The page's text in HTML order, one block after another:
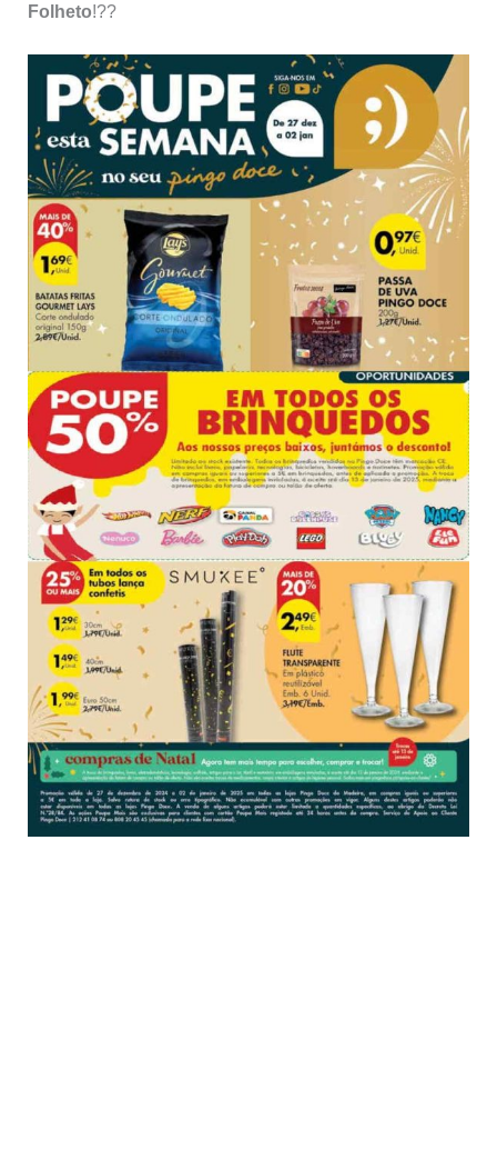
Folheto!??